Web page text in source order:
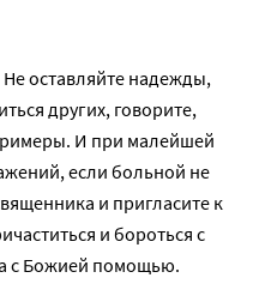
оставляйте надежды,
других, говорите,
И при малейшей
если больной не
и пригласите к
и бороться с
а с Божией помощью.